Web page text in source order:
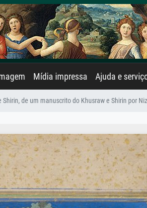
Mídia impressa Ajuda e
Shirin, de um manuscrito do Khusraw e Shirin por